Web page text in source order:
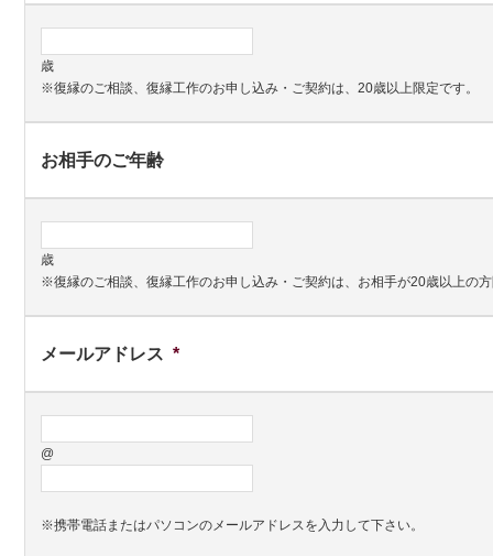
歳
※復縁のご相談、復縁工作のお申し込み・ご契約は、20歳以上限定です。
お相手のご年齢
歳
※復縁のご相談、復縁工作のお申し込み・ご契約は、お相手が20歳以上の
メールアドレス *
@
※携帯電話またはパソコンのメールアドレスを入力して下さい。